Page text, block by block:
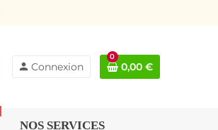
person Connexion
0
0,00 €
NOS SERVICES